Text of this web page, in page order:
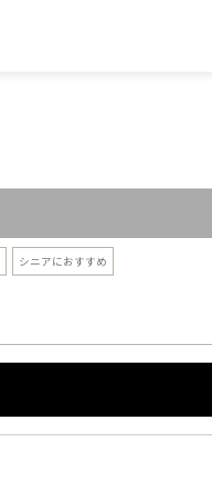
シニアにおすすめ